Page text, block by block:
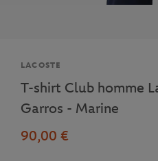
Marque
LACOSTE
T-shirt Club homme
Garros - Marine
90,00 €